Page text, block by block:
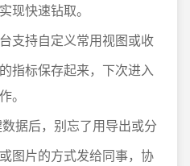
现快速钻取。
支持自定义常用视图或收
指标保存起来，下次进入
。
据后，别忘了用导出或分
图片的方式发给同事，协